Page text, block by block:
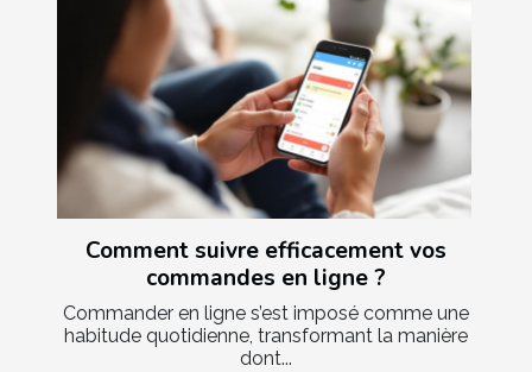
Comment suivre efficacement vos
commandes en ligne ?
Commander en ligne s’est imposé comme une
habitude quotidienne, transformant la manière
dont...